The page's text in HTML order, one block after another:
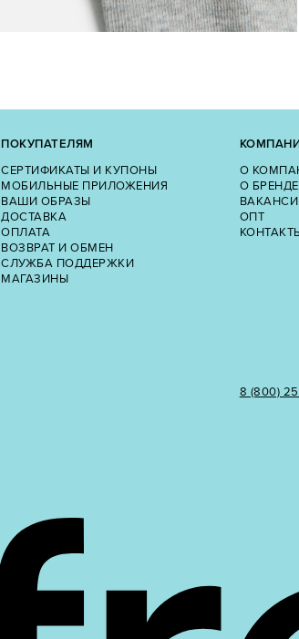
ПОКУПАТЕЛЯМ
СЕРТИФИКАТЫ И КУПОНЫ
МОБИЛЬНЫЕ ПРИЛОЖЕНИЯ
ВАШИ ОБРАЗЫ
ДОСТАВКА
ОПЛАТА
ВОЗВРАТ И ОБМЕН
СЛУЖБА ПОДДЕРЖКИ
МАГАЗИНЫ
О
О БРЕНДЕ
ОПТ
8 (800)